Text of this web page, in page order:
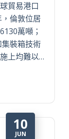
貿易港口
倫敦位居
萬噸；
裝箱技術
上均難以…
10
JUN